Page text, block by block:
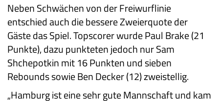
Neben Schwächen von der Freiwurflinie
entschied auch die bessere Zweierquote der
Gäste das Spiel. Topscorer wurde Paul Brake (21
Punkte), dazu punkteten jedoch nur Sam
Shchepotkin mit 16 Punkten und sieben
Rebounds sowie Ben Decker (12) zweistellig.
„Hamburg ist eine sehr gute Mannschaft und kam